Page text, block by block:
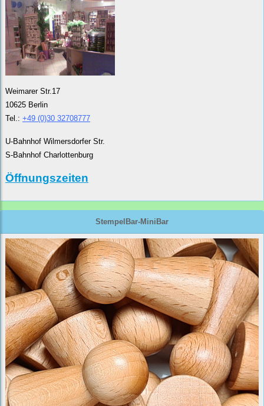
Weimarer Str.17
10625 Berlin
Tel.: +49 (0)30 32708777
U-Bahnhof Wilmersdorfer Str.
S-Bahnhof Charlottenburg
Öffnungszeiten
StempelBar-MiniBar